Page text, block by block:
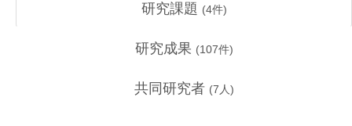
研究課題 (4件)
研究成果 (107件)
共同研究者 (7 人)